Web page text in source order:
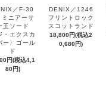
／F-30
ニアーサ
王ソード
・エクスカ
ー〉ゴール
ド
円(税込4,1
80円)
DENIX／1246
フリントロック
スコットランド
18,800円(税込2
0,680円)